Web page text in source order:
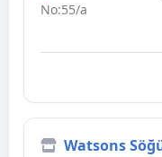
No:55/a
Watsons